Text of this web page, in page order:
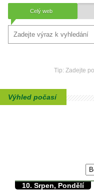
Celý web
Tip: Zadejte
Výhled počasí
10. Srpen, Pondělí